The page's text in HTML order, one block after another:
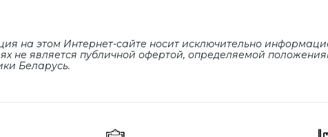
на этом Интернет-сайте носит исключительно
не является публичной офертой, определяемой
Беларусь.